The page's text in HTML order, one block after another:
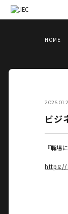
HOME
ビジ
『職場
https://